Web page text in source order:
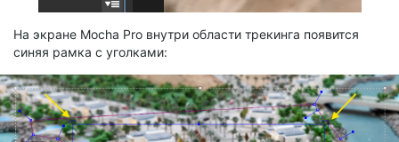
На экране Mocha Pro внутри области трекинга появится
синяя рамка с уголками: